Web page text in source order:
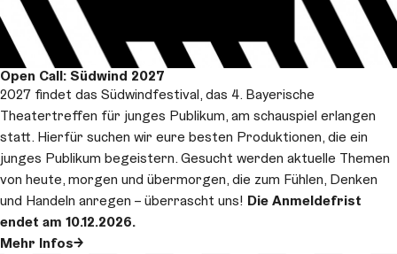
Open Call: Südwind 2027
2027 findet das Südwindfestival, das 4. Bayerische
Theatertreffen für junges Publikum, am schauspiel erlangen
statt. Hierfür suchen wir eure besten Produktionen, die ein
junges Publikum begeistern. Gesucht werden aktuelle Themen
von heute, morgen und übermorgen, die zum Fühlen, Denken
und Handeln anregen – überrascht uns! DieAnmeldefrist
endet am 10.12.2026.
Mehr Infos